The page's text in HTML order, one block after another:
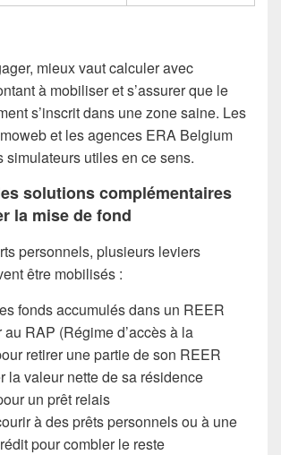
mieux vaut calculer avec
à mobiliser et s’assurer que le
s’inscrit dans une zone saine. Les
et les agences ERA Belgium
simulateurs utiles en ce sens.
solutions complémentaires
la mise de fond
personnels, plusieurs leviers
être mobilisés :
fonds accumulés dans un REER
au RAP (Régime d’accès à la
retirer une partie de son REER
la valeur nette de sa résidence
un prêt relais
à des prêts personnels ou à une
pour combler le reste